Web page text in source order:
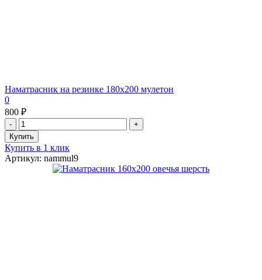
Наматрасник на резинке 180х200 мулетон
0
800 ₽
Купить в 1 клик
Артикул: nammul9